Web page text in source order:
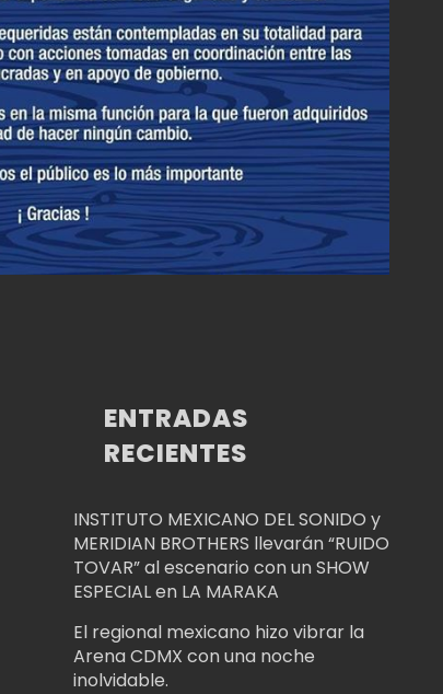
ENTRADAS
RECIENTES
INSTITUTO MEXICANO DEL SONIDO y
MERIDIAN BROTHERS llevarán “RUIDO
TOVAR” al escenario con un SHOW
ESPECIAL en LA MARAKA
El regional mexicano hizo vibrar la
Arena CDMX con una noche
inolvidable.